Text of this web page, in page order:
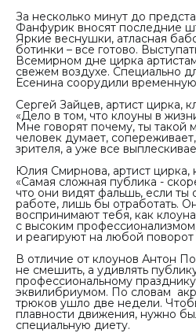
За несколько минут до
Фанфурик вносят последние
Яркие веснушки, атласная
ботинки – все готово.
Всемирном дне цирка
свежем воздухе. Специально
Есенина соорудили
Сергей Зайцев, артист цирка,
«Дело в том, что клоуны в
Мне говорят почему, ты такой
человек думает,
зрителя, а уже все
Юлия Смирнова, артист цирка,
«Самая сложная публика -
что они видят фальшь, если ты
работе, лишь бы отработать.
воспринимают тебя, как
с высоким
и реагируют на любой поворот
В отличие от клоунов Антон
не смешить, а удивлять
профессиональному
эквилибриумом. По словам
трюков ушло две недели.
плавности движения, нужно
специальную диету.